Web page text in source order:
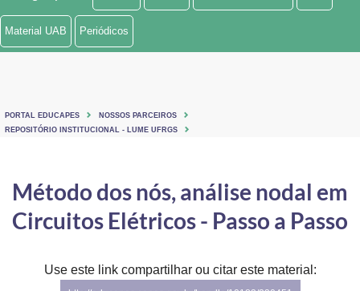
Ministério de Minas e Energia
Ministério do Turismo
Controladoria-Geral da União
Secretaria-Geral
Material UAB Periódicos
PORTAL EDUCAPES
NOSSOS PARCEIROS
REPOSITÓRIO INSTITUCIONAL - LUME UFRGS
Método dos nós, análise nodal em
Circuitos Elétricos - Passo a Passo
Use este link compartilhar ou citar este material: